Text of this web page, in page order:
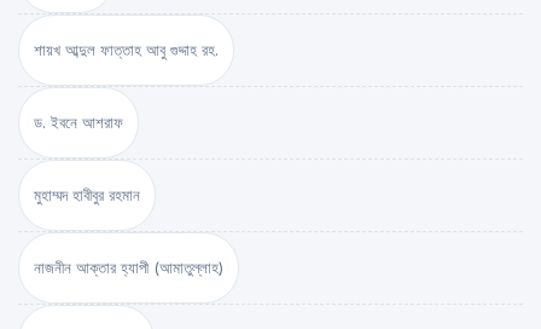
শায়খ আব্দুল ফাত্তাহ আবু গুদ্দাহ রহ.
ড. ইবনে আশরাফ
মুহাম্মদ হাবীবুর রহমান
নাজনীন আক্তার হ্যাপী (আমাতুল্লাহ)